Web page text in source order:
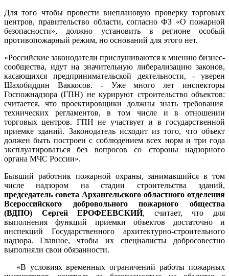
Для того чтобы провести внеплановую проверку торговых
центров, правительство области, согласно ФЗ «О пожарной
безопасности», должно установить в регионе особый
противопожарный режим, но оснований для этого нет.
«Российские законодатели прислушиваются к мнению бизнес-
сообщества, идут на значительную либерализацию законов,
касающихся предпринимательской деятельности, - уверен
Шахобиддин Ваккосов. - Уже много лет инспекторы
Госпожнадзора (ГПН) не курируют строительство объектов:
считается, что проектировщики должны знать требования
технических регламентов, в том числе и в отношении
торговых центров. ГПН не участвует и в государственной
приемке зданий. Законодатель исходит из того, что объект
должен быть построен с соблюдением всех норм и три года
эксплуатироваться без вопросов со стороны надзорного
органа МЧС России».
Бывший работник пожарной охраны, занимавшийся в том
числе надзором на стадии строительства зданий,
председатель совета Архангельского областного отделения
Всероссийского добровольного пожарного общества
(ВДПО) Сергей ЕРОФЕЕВСКИЙ, считает, что для
выполнения функций приемки объектов достаточно и
инспекций Государственного архитектурно-строительного
надзора. Главное, чтобы их специалисты добросовестно
выполняли свои обязанности.
«В условиях временных ограничений работы пожарных